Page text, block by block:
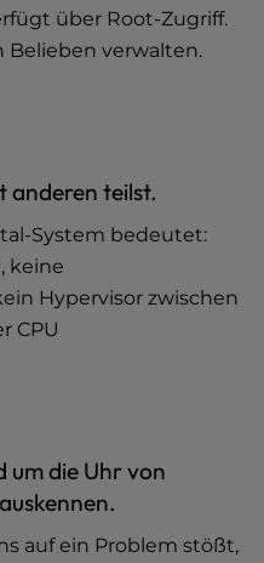
über Root-Zugriff.
Belieben verwalten.
anderen teilst.
System bedeutet:
keine
Hypervisor zwischen
CPU
um die Uhr von
auf ein Problem stößt,